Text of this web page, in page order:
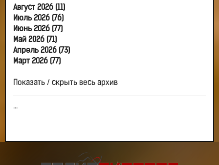
Август 2026 (11)
Июль 2026 (76)
Июнь 2026 (77)
Май 2026 (71)
Апрель 2026 (73)
Март 2026 (77)
Показать / скрыть весь архив
...